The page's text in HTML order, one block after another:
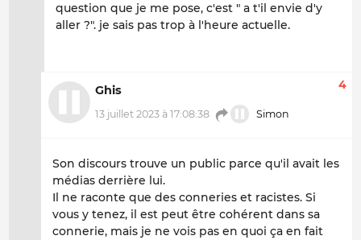
question que je me pose, c'est " a t'il envie d'y
aller ?". je sais pas trop à l'heure actuelle.
Ghis
13 juillet 2023 à 17:08:38 Simon
4
Son discours trouve un public parce qu'il avait les
médias derrière lui.
Il ne raconte que des conneries et racistes. Si
vous y tenez, il est peut être cohérent dans sa
connerie, mais je ne vois pas en quoi ça en fait